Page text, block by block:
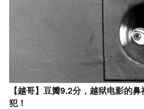
【越哥】豆瓣9.2分，越狱电影的
犯！